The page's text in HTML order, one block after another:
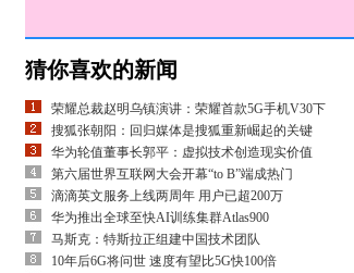
猜你喜欢的新闻
荣耀总裁赵明乌镇演讲：荣耀首款5G手机V30下
搜狐张朝阳：回归媒体是搜狐重新崛起的关键
华为轮值董事长郭平：虚拟技术创造现实价值
第六届世界互联网大会开幕“to B”端成热门
滴滴英文服务上线两周年 用户已超200万
华为推出全球至快AI训练集群Atlas900
马斯克：特斯拉正组建中国技术团队
10年后6G将问世 速度有望比5G快100倍